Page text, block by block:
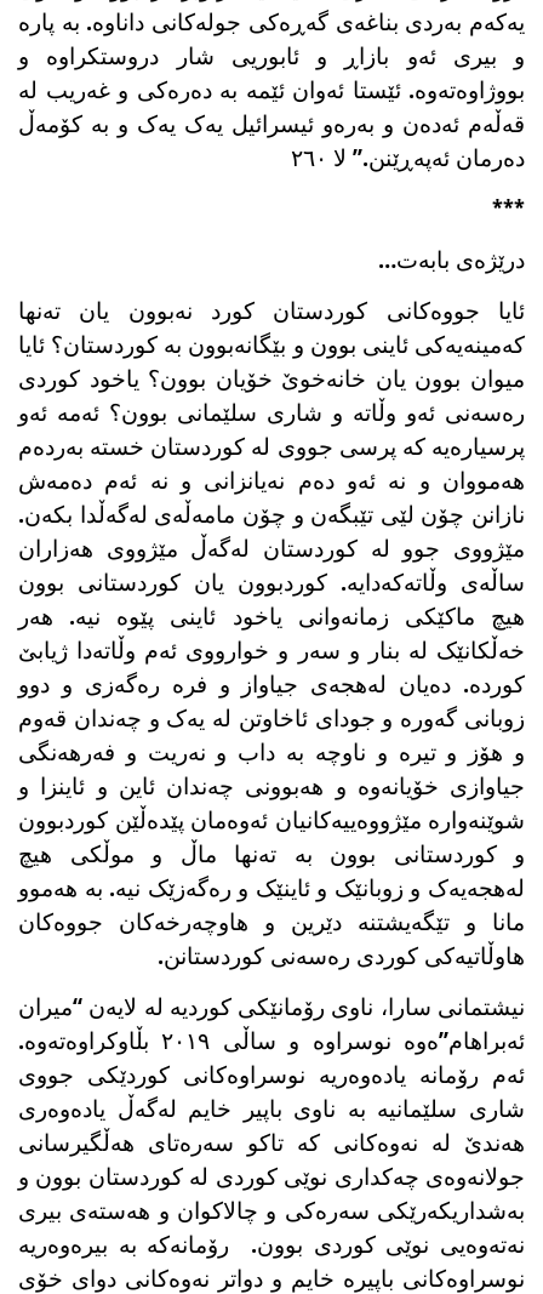
یەکەم بەردی بناغەی گەڕەکی جولەکانی داناوە. بە پارە
و بیری ئەو بازاڕ و ئابوریی شار دروستکراوە و
بووژاوەتەوە. ئێستا ئەوان ئێمە بە دەرەکی و غەریب لە
قەڵەم ئەدەن و بەرەو ئیسرائیل یەک یەک و بە کۆمەڵ
دەرمان ئەپەڕێنن.” لا ٢٦٠
***
درێژەی بابەت…
ئایا جووەکانی کوردستان کورد نەبوون یان تەنها
کەمینەیەکی ئاینی بوون و بێگانەبوون بە کوردستان؟ ئایا
میوان بوون یان خانەخوێ خۆیان بوون؟ یاخود کوردی
رەسەنی ئەو وڵاتە و شاری سلێمانی بوون؟ ئەمە ئەو
پرسیارەیە کە پرسی جووی لە کوردستان خستە بەردەم
هەمووان و نە ئەو دەم نەیانزانی و نە ئەم دەمەش
نازانن چۆن لێی تێبگەن و چۆن مامەڵەی لەگەڵدا بکەن.
مێژووی جوو لە کوردستان لەگەڵ مێژووی هەزاران
ساڵەی وڵاتەکەدایە. کوردبوون یان کوردستانی بوون
هیچ ماکێکی زمانەوانی یاخود ئاینی پێوە نیە. هەر
خەڵکانێک لە بنار و سەر و خوارووی ئەم وڵاتەدا ژیابێ
کوردە. دەیان لەهجەی جیاواز و فرە رەگەزی و دوو
زوبانی گەورە و جودای ئاخاوتن لە یەک و چەندان قەوم
و هۆز و تیرە و ناوچە بە داب و نەریت و فەرهەنگی
جیاوازی خۆیانەوە و هەبوونی چەندان ئاین و ئاینزا و
شوێنەوارە مێژووەییەکانیان ئەوەمان پێدەڵێن کوردبوون
و کوردستانی بوون بە تەنها ماڵ و موڵکی هیچ
لەهجەیەک و زوبانێک و ئاینێک و رەگەزێک نیە. بە هەموو
مانا و تێگەیشتنە دێرین و هاوچەرخەکان جووەکان
هاوڵاتیەکی کوردی رەسەنی کوردستانن.
نیشتمانی سارا، ناوی رۆمانێکی کوردیە لە لایەن “میران
ئەبراهام”ەوە نوسراوە و ساڵی ٢٠١٩ بڵاوکراوەتەوە.
ئەم رۆمانە یادەوەریە نوسراوەکانی کوردێکی جووی
شاری سلێمانیە بە ناوی باپیر خایم لەگەڵ یادەوەری
هەندێ لە نەوەکانی کە تاکو سەرەتای هەڵگیرسانی
جولانەوەی چەکداری نوێی کوردی لە کوردستان بوون و
بەشداریکەرێکی سەرەکی و چالاکوان و هەستەی بیری
نەتەوەیی نوێی کوردی بوون. رۆمانەکە بە بیرەوەریە
نوسراوەکانی باپیرە خایم و دواتر نەوەکانی دوای خۆی